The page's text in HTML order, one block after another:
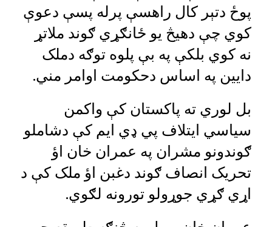
پوځ دتېر کال راهسې پرله پسې دعوې
کوي چې دهیڅ یو ځانګړي ګوند ملاتړ
نه کوي بلکې په بې پلوه توګه دملک
دایین په اساس دحکومت اوامر مني.
بل لوري ته پاکستان کې واکمن
سیاسي ایتلاف پي ډي ایم کې دشاملو
ګوندونو مشران په عمران خان اؤ
تحریک انصاف ګوند دغبن اؤ ملک کې د
اړي ګړي جوړولو تورونه لګوي.